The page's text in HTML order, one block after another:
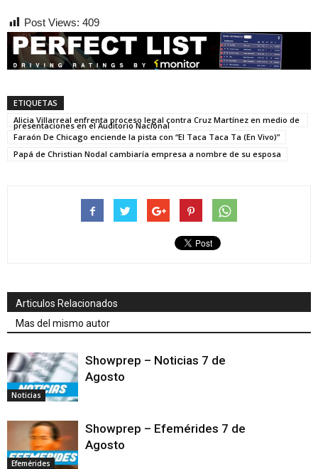
Post Views: 409
ETIQUETAS
Alicia Villarreal enfrenta proceso legal contra Cruz Martínez en medio de
presentaciones en el Auditorio Nacional
Faraón De Chicago enciende la pista con “El Taca Taca Ta (En Vivo)”
Papá de Christian Nodal cambiaría empresa a nombre de su esposa
Articulos Relacionados
Mas del mismo autor
Noticias
Showprep – Noticias 7 de
Agosto
Efemérides
Showprep – Efemérides 7 de
Agosto